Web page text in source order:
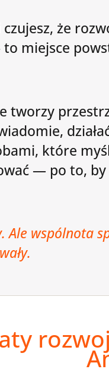
że
miejsce
tworzy
które
— po to, by
Ale wspólnota